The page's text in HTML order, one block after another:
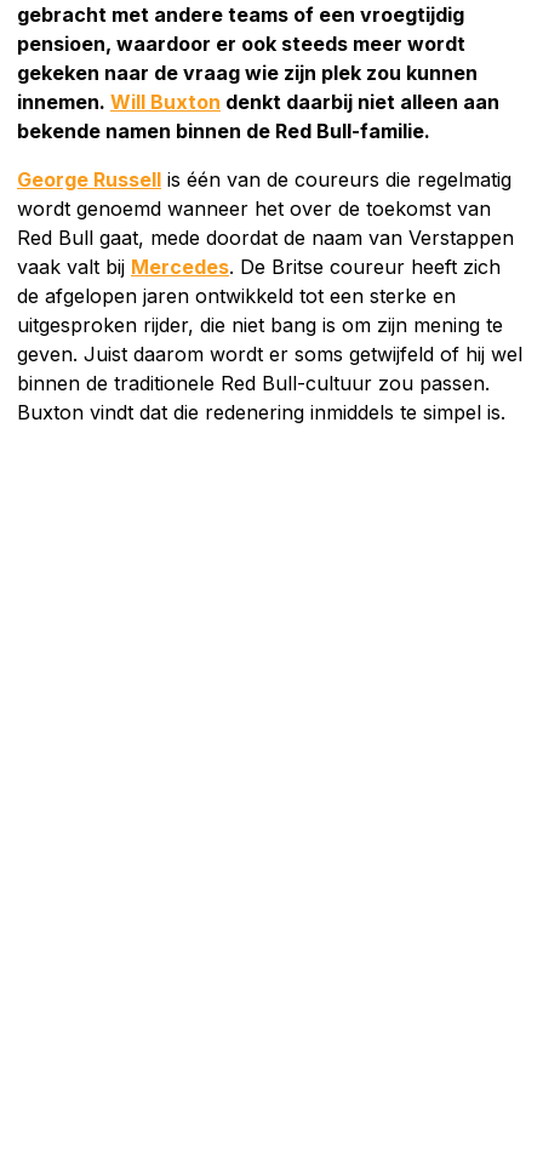
gebracht met andere teams of een vroegtijdig
pensioen, waardoor er ook steeds meer wordt
gekeken naar de vraag wie zijn plek zou kunnen
innemen. Will Buxton denkt daarbij niet alleen aan
bekende namen binnen de Red Bull-familie.
George Russell is één van de coureurs die regelmatig
wordt genoemd wanneer het over de toekomst van
Red Bull gaat, mede doordat de naam van Verstappen
vaak valt bij Mercedes. De Britse coureur heeft zich
de afgelopen jaren ontwikkeld tot een sterke en
uitgesproken rijder, die niet bang is om zijn mening te
geven. Juist daarom wordt er soms getwijfeld of hij wel
binnen de traditionele Red Bull-cultuur zou passen.
Buxton vindt dat die redenering inmiddels te simpel is.